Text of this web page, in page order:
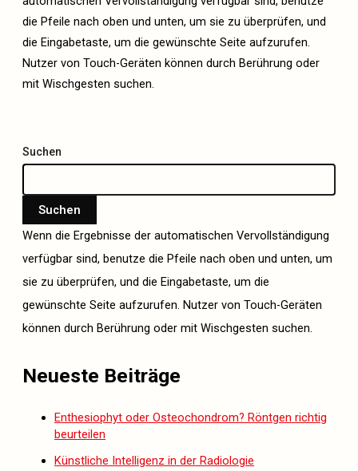
die Pfeile nach oben und unten, um sie zu überprüfen, und
die Eingabetaste, um die gewünschte Seite aufzurufen.
Nutzer von Touch-Geräten können durch Berührung oder
mit Wischgesten suchen.
Suchen
Suchen
Wenn die Ergebnisse der automatischen Vervollständigung
verfügbar sind, benutze die Pfeile nach oben und unten, um
sie zu überprüfen, und die Eingabetaste, um die
gewünschte Seite aufzurufen. Nutzer von Touch-Geräten
können durch Berührung oder mit Wischgesten suchen.
Neueste Beiträge
Enthesiophyt oder Osteochondrom? Röntgen richtig
beurteilen
Künstliche Intelligenz in der Radiologie